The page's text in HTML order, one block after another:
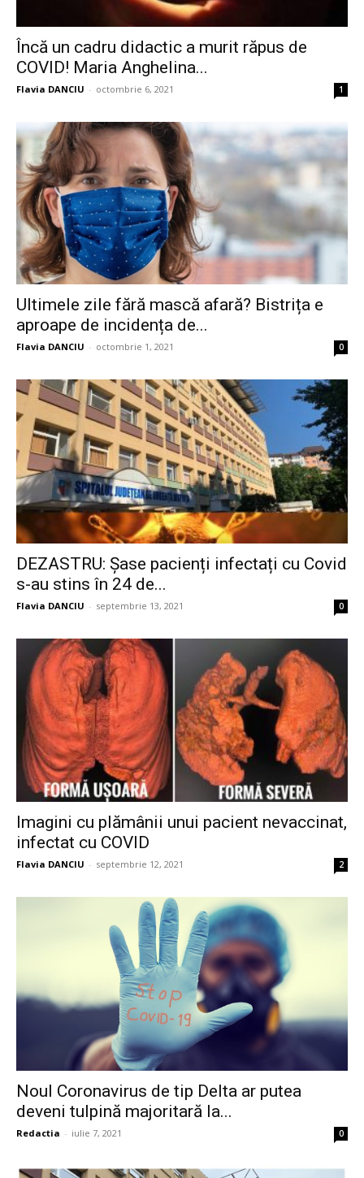
Încă un cadru didactic a murit răpus de
COVID! Maria Anghelina...
Flavia DANCIU - octombrie 6, 2021 1
Ultimele zile fără mască afară? Bistrița e
aproape de incidența de...
Flavia DANCIU - octombrie 1, 2021 0
DEZASTRU: Șase pacienți infectați cu Covid
s-au stins în 24 de...
Flavia DANCIU - septembrie 13, 2021 0
Imagini cu plămânii unui pacient nevaccinat,
infectat cu COVID
Flavia DANCIU - septembrie 12, 2021 2
Noul Coronavirus de tip Delta ar putea
deveni tulpină majoritară la...
Redactia - iulie 7, 2021 0